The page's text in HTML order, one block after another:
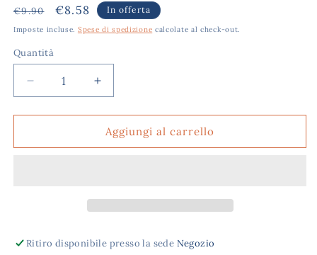
Prezzo
di
€9.90
Prezzo
scontato
€8.58 In offerta
Imposte incluse. Spese di spedizione calcolate al check-out.
Quantità
Diminuisci
quantità
per
POLSINO
Aumenta
quantità
per
CLIAORTHO
POLSINO
Aggiungi al carrello
Ritiro disponibile presso la sede Negozio